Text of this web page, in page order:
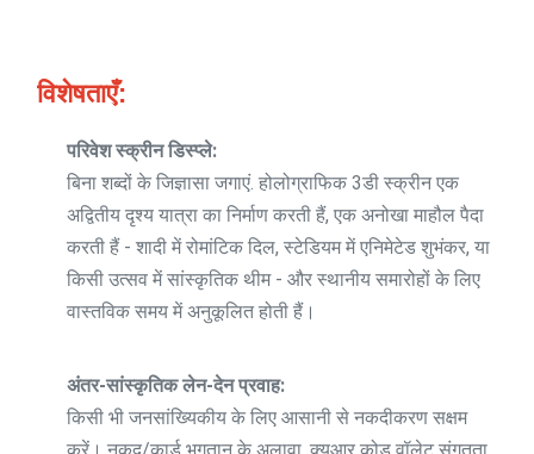
विशेषताएँ:
परिवेश स्क्रीन डिस्प्ले:
बिना शब्दों के जिज्ञासा जगाएं. होलोग्राफिक 3डी स्क्रीन एक
अद्वितीय दृश्य यात्रा का निर्माण करती हैं, एक अनोखा माहौल पैदा
करती हैं - शादी में रोमांटिक दिल, स्टेडियम में एनिमेटेड शुभंकर, या
किसी उत्सव में सांस्कृतिक थीम - और स्थानीय समारोहों के लिए
वास्तविक समय में अनुकूलित होती हैं।
अंतर-सांस्कृतिक लेन-देन प्रवाह:
किसी भी जनसांख्यिकीय के लिए आसानी से नकदीकरण सक्षम